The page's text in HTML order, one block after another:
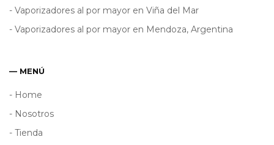
- Vaporizadores al por mayor en Viña del Mar
- Vaporizadores al por mayor en Mendoza, Argentina
— MENÚ
- Home
- Nosotros
- Tienda